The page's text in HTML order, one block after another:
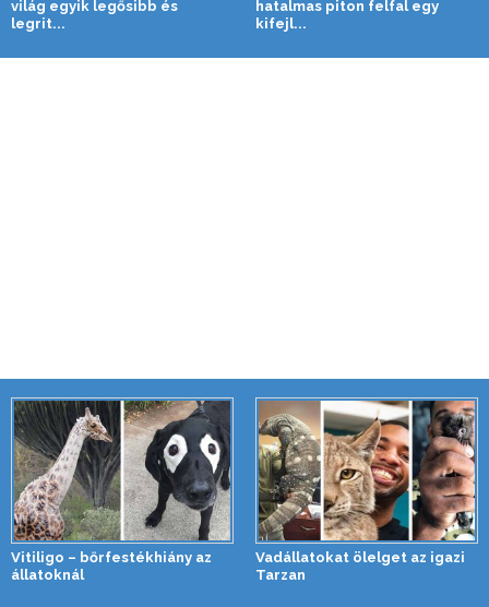
világ egyik legősibb és
legrit...
hatalmas piton felfal egy
kifejl...
Vitiligo – bőrfestékhiány az
állatoknál
Vadállatokat ölelget az igazi
Tarzan